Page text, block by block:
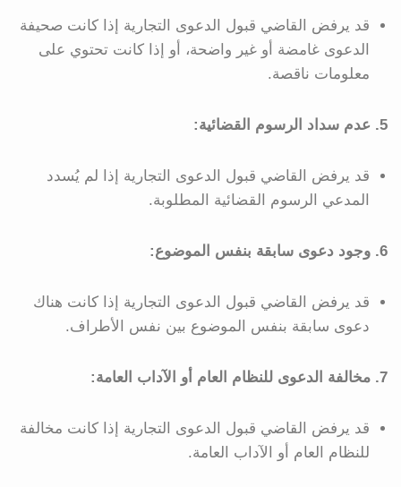
قد يرفض القاضي قبول الدعوى التجارية إذا كانت صحيفة
الدعوى غامضة أو غير واضحة، أو إذا كانت تحتوي على
معلومات ناقصة.
5. عدم سداد الرسوم القضائية:
قد يرفض القاضي قبول الدعوى التجارية إذا لم يُسدد
المدعي الرسوم القضائية المطلوبة.
6. وجود دعوى سابقة بنفس الموضوع:
قد يرفض القاضي قبول الدعوى التجارية إذا كانت هناك
دعوى سابقة بنفس الموضوع بين نفس الأطراف.
7. مخالفة الدعوى للنظام العام أو الآداب العامة:
قد يرفض القاضي قبول الدعوى التجارية إذا كانت مخالفة
للنظام العام أو الآداب العامة.